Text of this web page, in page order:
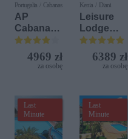
Portugalia / Cabanas
AP
Cabanas
Beach &
Nature
4969 zł
za osobę
Kenia / Diani
Leisure
Lodge
Beach &
Golf
Resort by
6389 zł
za osobę
Last
Minute
Last
Minute